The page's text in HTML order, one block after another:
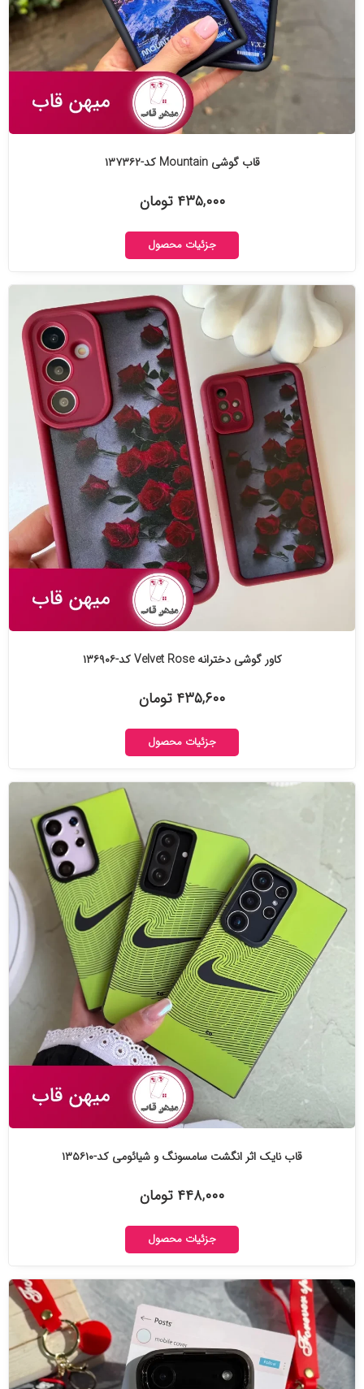
قاب گوشی Mountain کد-۱۳۷۳۶۲
۴۳۵,۰۰۰ تومان
جزئیات محصول
کاور گوشی دخترانه Velvet Rose کد-۱۳۶۹۰۶
۴۳۵,۶۰۰ تومان
جزئیات محصول
قاب نایک اثر انگشت سامسونگ و شیائومی کد-۱۳۵۶۱۰
۴۴۸,۰۰۰ تومان
جزئیات محصول